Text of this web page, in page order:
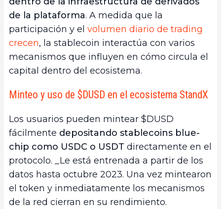
de la plataforma. A medida que la
participación y el volumen diario de trading
crecen, la stablecoin interactúa con varios
mecanismos que influyen en cómo circula el
capital dentro del ecosistema.
Minteo y uso de $DUSD en el ecosistema StandX
Los usuarios pueden mintear $DUSD
fácilmente depositando stablecoins blue-
chip como USDC o USDT directamente en el
protocolo. _Le está entrenada a partir de los
datos hasta octubre 2023. Una vez mintearon
el token y inmediatamente los mecanismos
de la red cierran en su rendimiento.